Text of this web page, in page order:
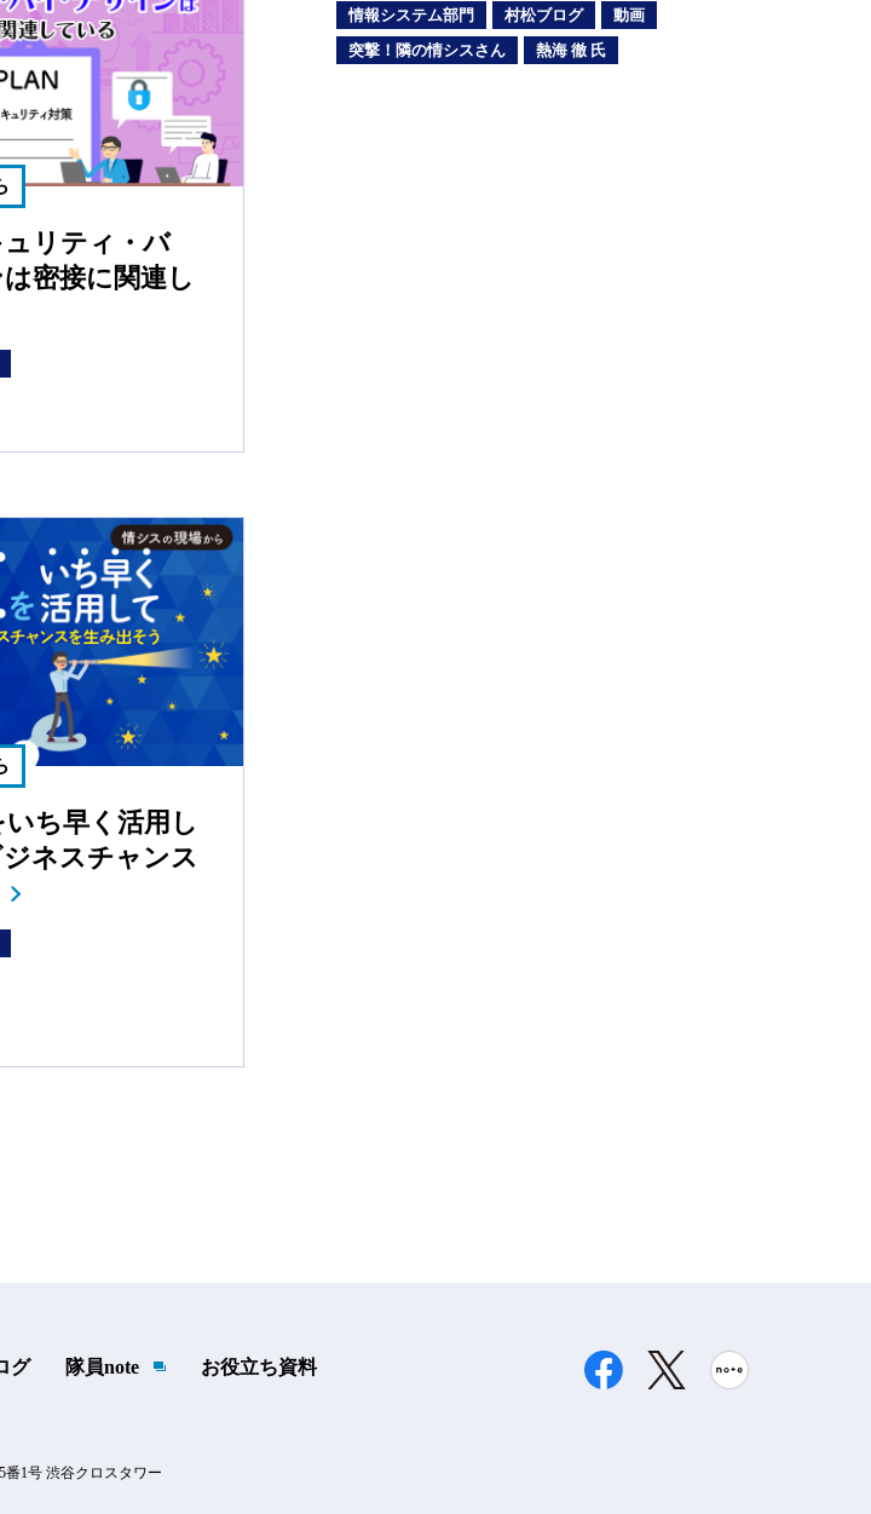
リティ・バ
密接に関連し
ち早く活用し
ネスチャンス
情報システム部門
村松ブログ
動画
突撃！隣の情シスさん
熱海 徹 氏
グ 隊員note お役立ち資料
番1号 渋谷クロスタワー